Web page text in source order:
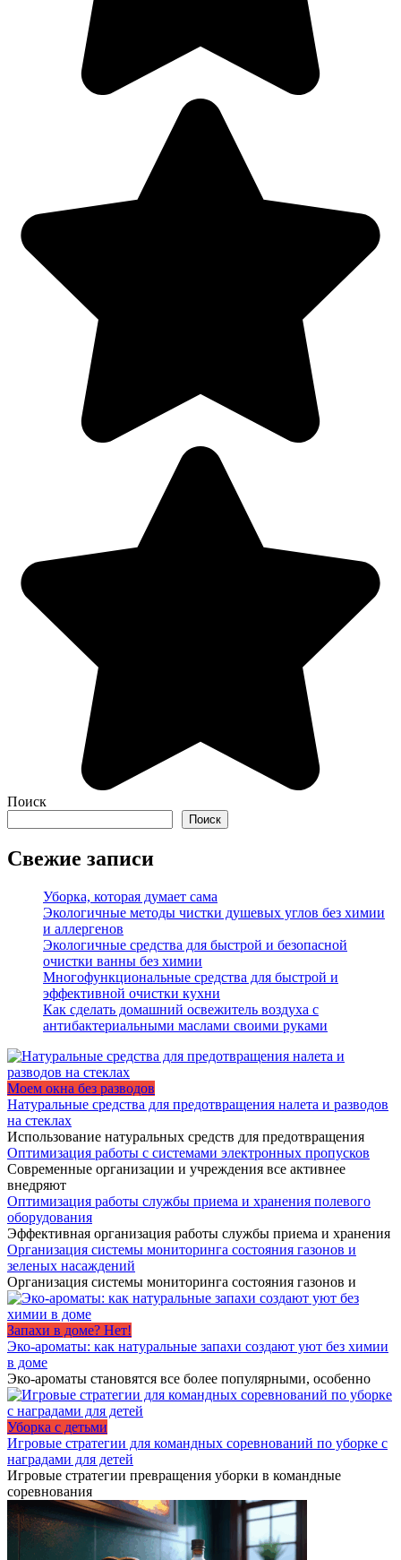
Поиск
Поиск
Свежие записи
Уборка, которая думает сама
Экологичные методы чистки душевых углов без химии
и аллергенов
Экологичные средства для быстрой и безопасной
очистки ванны без химии
Многофункциональные средства для быстрой и
эффективной очистки кухни
Как сделать домашний освежитель воздуха с
антибактериальными маслами своими руками
Моем окна без разводов
Натуральные средства для предотвращения налета и разводов
на стеклах
Использование натуральных средств для предотвращения
Оптимизация работы с системами электронных пропусков
Современные организации и учреждения все активнее
внедряют
Оптимизация работы службы приема и хранения полевого
оборудования
Эффективная организация работы службы приема и хранения
Организация системы мониторинга состояния газонов и
зеленых насаждений
Организация системы мониторинга состояния газонов и
Запахи в доме? Нет!
Эко-ароматы: как натуральные запахи создают уют без химии
в доме
Эко-ароматы становятся все более популярными, особенно
Уборка с детьми
Игровые стратегии для командных соревнований по уборке с
наградами для детей
Игровые стратегии превращения уборки в командные
соревнования